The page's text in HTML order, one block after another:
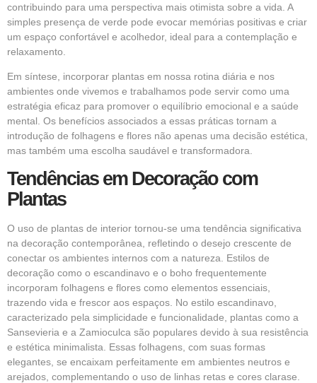
contribuindo para uma perspectiva mais otimista sobre a vida. A
simples presença de verde pode evocar memórias positivas e criar
um espaço confortável e acolhedor, ideal para a contemplação e
relaxamento.
Em síntese, incorporar plantas em nossa rotina diária e nos
ambientes onde vivemos e trabalhamos pode servir como uma
estratégia eficaz para promover o equilíbrio emocional e a saúde
mental. Os benefícios associados a essas práticas tornam a
introdução de folhagens e flores não apenas uma decisão estética,
mas também uma escolha saudável e transformadora.
Tendências em Decoração com
Plantas
O uso de plantas de interior tornou-se uma tendência significativa
na decoração contemporânea, refletindo o desejo crescente de
conectar os ambientes internos com a natureza. Estilos de
decoração como o escandinavo e o boho frequentemente
incorporam folhagens e flores como elementos essenciais,
trazendo vida e frescor aos espaços. No estilo escandinavo,
caracterizado pela simplicidade e funcionalidade, plantas como a
Sansevieria e a Zamioculca são populares devido à sua resistência
e estética minimalista. Essas folhagens, com suas formas
elegantes, se encaixam perfeitamente em ambientes neutros e
arejados, complementando o uso de linhas retas e cores clarase.